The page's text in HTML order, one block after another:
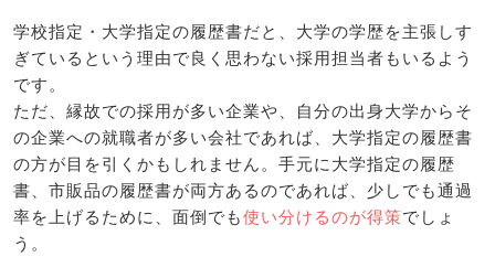
学校指定・大学指定の履歴書だと、大学の学歴を主張しす
ぎているという理由で良く思わない採用担当者もいるよう
です。
ただ、縁故での採用が多い企業や、自分の出身大学からそ
の企業への就職者が多い会社であれば、大学指定の履歴書
の方が目を引くかもしれません。手元に大学指定の履歴
書、市販品の履歴書が両方あるのであれば、少しでも通過
率を上げるために、面倒でも使い分けるのが得策でしょ
う。